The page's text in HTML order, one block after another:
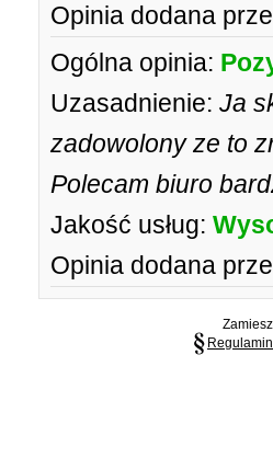
Opinia dodana
Ogólna opinia:
Uzasadnienie: Ja
zadowolony ze to
Polecam biuro
Jakość usług:
Opinia dodana